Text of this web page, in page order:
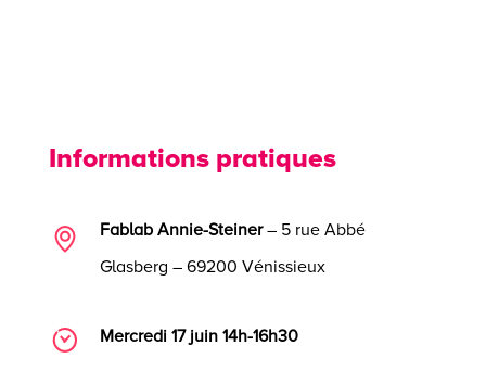
Informations pratiques
Fablab Annie-Steiner– 5 rue Abbé
Glasberg – 69200 Vénissieux
Mercredi 17 juin 14h-16h30